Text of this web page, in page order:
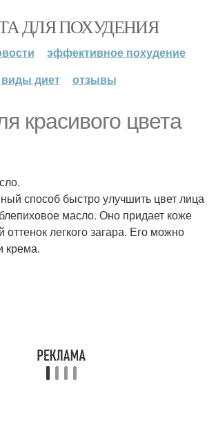
ДЛЯ ПОХУДЕНИЯ
эффективное похудение
виды диет
отзывы
красивого цвета
способ быстро улучшить цвет лица
масло. Оно придает коже
легкого загара. Его можно
крема.